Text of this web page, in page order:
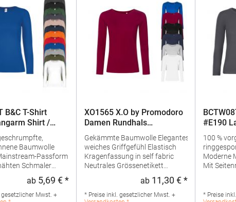
B&C T-Shirt
Shirt /
Baumwolle
Passform
Halsausschnitts
der Länge in oder
Regulärer Preis:
ab 5,69 € *
Mwst. +
XO1565 X.O by Promodoro
Damen Rundhals
Langarmshirt
Gekämmte Baumwolle Elegantes
weiches Griffgefühl Elastisch
Kragenfassung in self fabric
Neutrales Grössenetikett
Schmal geschnittenGrammatur:
Regulärer
ab 11,30 € *
* Preise inkl. gesetzlicher Mwst. +
#E190
Damen
100 %
Moderne
Mit
des
Kann
* Preise